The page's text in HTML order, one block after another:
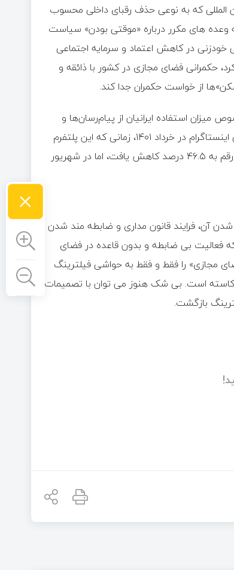
المللی که به نوعی حذف رقبای داخلی محسوب
وعده های مکرر درباره «موقتی بودن» سیاست
قبل در صورت پایان التهابات سال ۱۴۰۱، خود نوعی خودزنی در کاهش اعتماد و سرمایه اجتماعی
حکمرانی فضای مجازی در کشور با ذائقه و
از خواست حکمران جدا کند.
میزان استفاده ایرانیان از پیام‌رسان‌ها و
شبکه‌های اجتماعی گویای همین واقعیت بود که «میزان استفاده از شبکه اجتماعی اینستاگرام در خرداد ۱۴۰۱، زمانی که این پلتفرم
هنوز مسدود نشده بود، ۷۱ درصد بود. پس از اعمال فیلترینگ، در دی‌ماه ۱۴۰۲، این رقم به ۴۶.۵ درصد کاهش یافت، اما در شهریور
آن، فرایند قانون مداری و ضابطه مند شدن
فعالیت بی ضابطه و بدون قاعده در فضای
مجازی» را فقط و فقط به حواشی فیلترینگ
است. بی شک هنوز می توان با تصمیمات
بازگشت.
×